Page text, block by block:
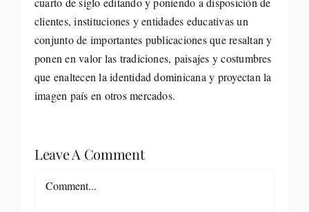
clientes, instituciones y entidades educativas un
conjunto de importantes publicaciones que resaltan y
ponen en valor las tradiciones, paisajes y costumbres
que enaltecen la identidad dominicana y proyectan la
imagen país en otros mercados.
Leave A Comment